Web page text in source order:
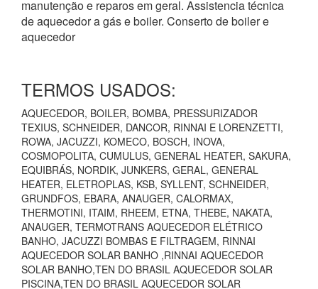
manutenção e reparos em geral. Assistencia técnica
de aquecedor a gás e boiler. Conserto de boiler e
aquecedor
TERMOS USADOS:
AQUECEDOR, BOILER, BOMBA, PRESSURIZADOR
TEXIUS, SCHNEIDER, DANCOR, RINNAI E LORENZETTI,
ROWA, JACUZZI, KOMECO, BOSCH, INOVA,
COSMOPOLITA, CUMULUS, GENERAL HEATER, SAKURA,
EQUIBRÁS, NORDIK, JUNKERS, GERAL, GENERAL
HEATER, ELETROPLAS, KSB, SYLLENT, SCHNEIDER,
GRUNDFOS, EBARA, ANAUGER, CALORMAX,
THERMOTINI, ITAIM, RHEEM, ETNA, THEBE, NAKATA,
ANAUGER, TERMOTRANS AQUECEDOR ELÉTRICO
BANHO, JACUZZI BOMBAS E FILTRAGEM, RINNAI
AQUECEDOR SOLAR BANHO ,RINNAI AQUECEDOR
SOLAR BANHO,TEN DO BRASIL AQUECEDOR SOLAR
PISCINA,TEN DO BRASIL AQUECEDOR SOLAR